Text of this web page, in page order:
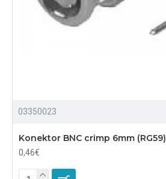
03350023
Konektor BNC crimp 6mm (RG59)
0,46€